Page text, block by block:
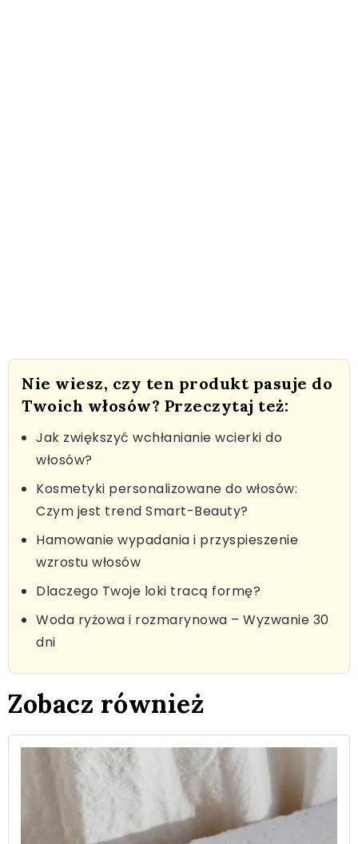
Nie wiesz, czy ten produkt pasuje do
Twoich włosów? Przeczytaj też:
Jak zwiększyć wchłanianie wcierki do
włosów?
Kosmetyki personalizowane do włosów:
Czym jest trend Smart-Beauty?
Hamowanie wypadania i przyspieszenie
wzrostu włosów
Dlaczego Twoje loki tracą formę?
Woda ryżowa i rozmarynowa – Wyzwanie 30
dni
Zobacz również